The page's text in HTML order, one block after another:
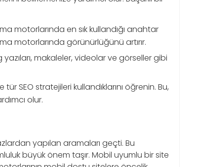
motorlarında en sık kullandığı anahtar
motorlarında görünürlüğünü artırır.
makaleler, videolar ve görseller gibi
SEO stratejileri kullandıklarını öğrenin. Bu,
olur.
yapılan aramaları geçti. Bu
büyük önem taşır. Mobil uyumlu bir site